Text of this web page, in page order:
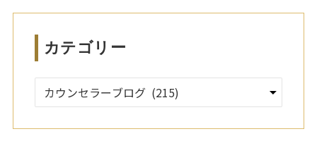
ブ
カテゴリー